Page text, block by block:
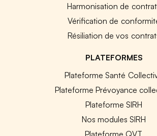
Harmonisation de
Vérification de
Résiliation de vos
PLATEFORMES
Plateforme Santé
Plateforme Prévoyance
Plateforme SIRH
Nos modules SIRH
Plateforme QVT